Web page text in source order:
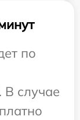
по
В случае